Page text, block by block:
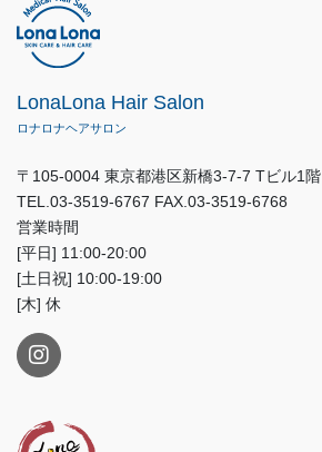
LonaLona Hair Salon
ロナロナヘアサロン
〒105-0004 東京都港区新橋3-7-7 Tビル1階
TEL.03-3519-6767 FAX.03-3519-6768
営業時間
[平日] 11:00-20:00
[土日祝] 10:00-19:00
[木] 休